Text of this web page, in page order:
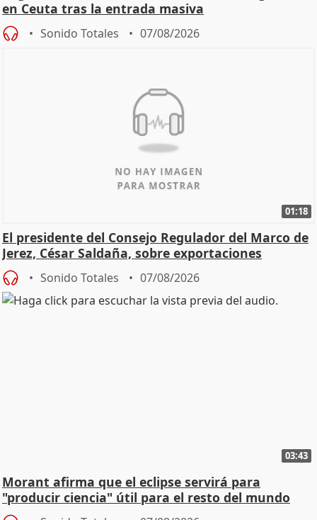
en Ceuta tras la entrada masiva
Sonido Totales 07/08/2026
01:18
El presidente del Consejo Regulador del Marco de
Jerez, César Saldaña, sobre exportaciones
Sonido Totales 07/08/2026
03:43
Morant afirma que el eclipse servirá para
"producir ciencia" útil para el resto del mundo